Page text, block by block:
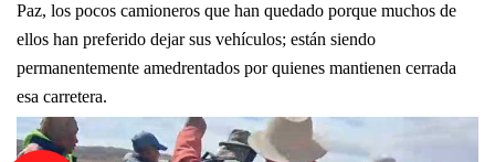
Paz, los pocos camioneros que han quedado porque muchos de
ellos han preferido dejar sus vehículos; están siendo
permanentemente amedrentados por quienes mantienen cerrada
esa carretera.